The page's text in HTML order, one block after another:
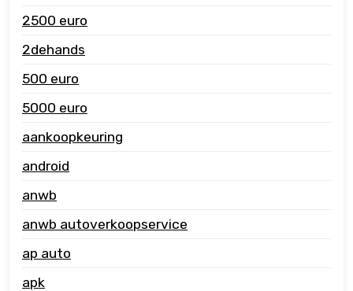
2500 euro
2dehands
500 euro
5000 euro
aankoopkeuring
android
anwb
anwb autoverkoopservice
ap auto
apk